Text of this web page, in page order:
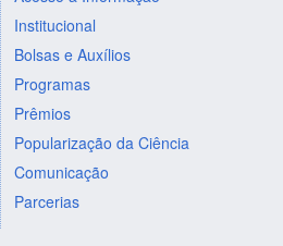
Institucional
Bolsas e Auxílios
Programas
Prêmios
Popularização da Ciência
Comunicação
Parcerias